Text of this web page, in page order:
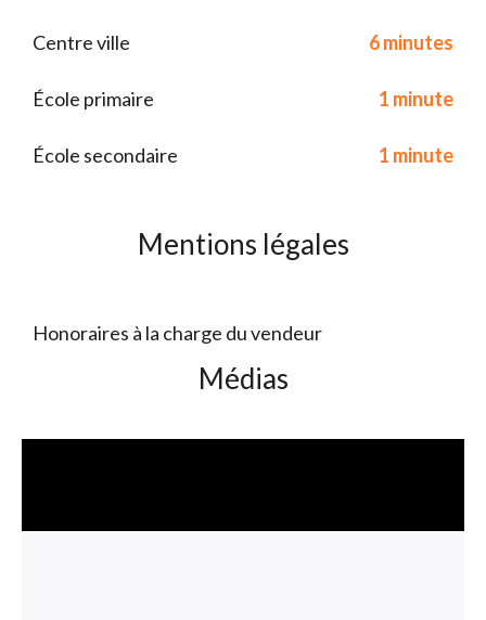
Centre ville 6 minutes
École primaire 1 minute
École secondaire 1 minute
Mentions légales
Honoraires à la charge du vendeur
Médias